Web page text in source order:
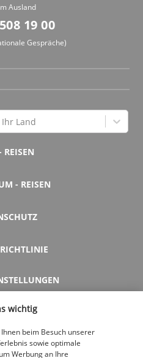
Ausland
19 00
Gespräche)
Land
REISEN
- REISEN
KONTAKT
wichtig
beim Besuch unserer
sowie optimale
Werbung an Ihre